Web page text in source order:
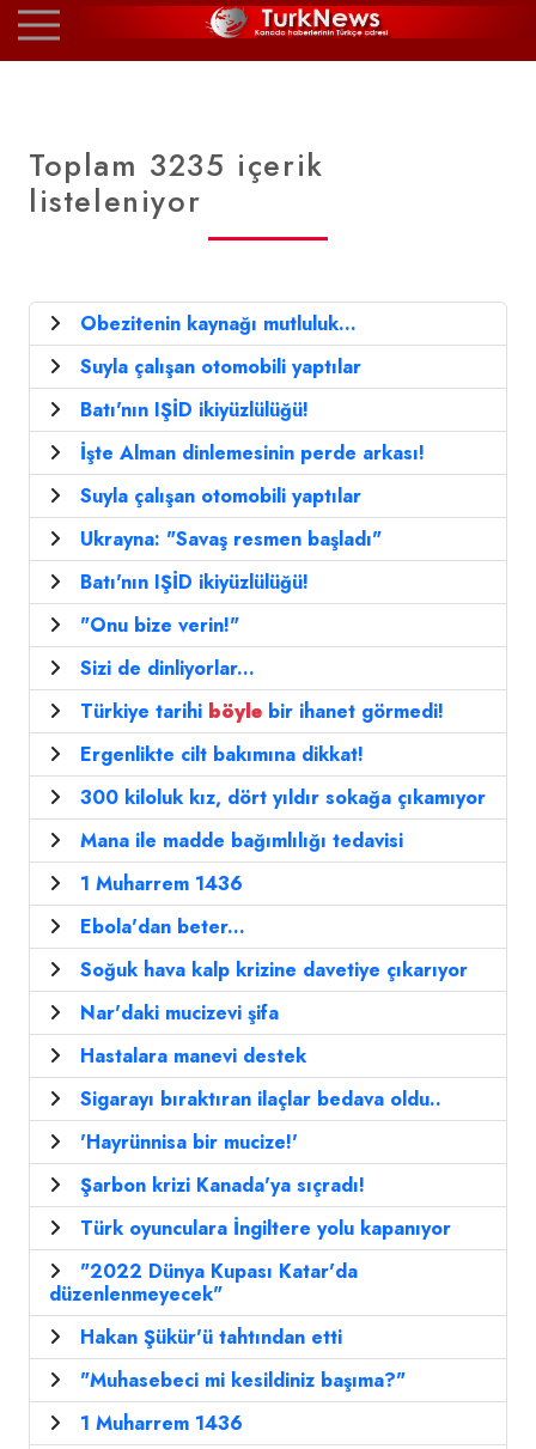
Toplam 3235 içerik
listeleniyor
Obezitenin kaynağı mutluluk...
Suyla çalışan otomobili yaptılar
Batı'nın IŞİD ikiyüzlülüğü!
İşte Alman dinlemesinin perde arkası!
Suyla çalışan otomobili yaptılar
Ukrayna: "Savaş resmen başladı"
Batı'nın IŞİD ikiyüzlülüğü!
"Onu bize verin!"
Sizi de dinliyorlar...
Türkiye tarihi böyle bir ihanet görmedi!
Ergenlikte cilt bakımına dikkat!
300 kiloluk kız, dört yıldır sokağa çıkamıyor
Mana ile madde bağımlılığı tedavisi
1 Muharrem 1436
Ebola'dan beter...
Soğuk hava kalp krizine davetiye çıkarıyor
Nar'daki mucizevi şifa
Hastalara manevi destek
Sigarayı bıraktıran ilaçlar bedava oldu..
'Hayrünnisa bir mucize!'
Şarbon krizi Kanada'ya sıçradı!
Türk oyunculara İngiltere yolu kapanıyor
"2022 Dünya Kupası Katar'da
düzenlenmeyecek"
Hakan Şükür'ü tahtından etti
"Muhasebeci mi kesildiniz başıma?"
1 Muharrem 1436